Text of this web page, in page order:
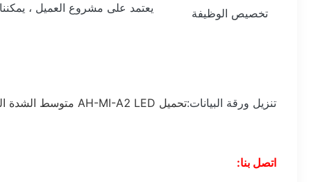
تخصيص الوظيفة يعتمد على مشروع العميل ،
تنزيل ورقة البيانات:تحميل AH-MI-A2 LED متوسط ​​الشدة النوع A L865 ...
اتصل بنا: